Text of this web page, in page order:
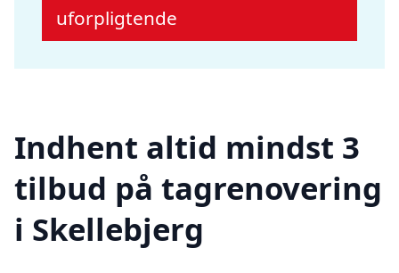
uforpligtende
Indhent altid mindst 3
tilbud på tagrenovering
i Skellebjerg